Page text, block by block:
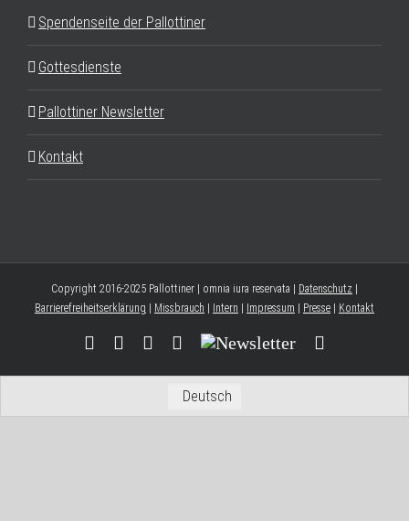
Spendenseite der Pallottiner
Gottesdienste
Pallottiner Newsletter
Kontakt
Copyright 2016-2025 Pallottiner | omnia iura reservata | Datenschutz
Barrierefreiheitserklärung
Missbrauch Intern Impressum Presse Kontakt
FacebookYouTubeInstagram
Threads
Newsletter
Deutsch